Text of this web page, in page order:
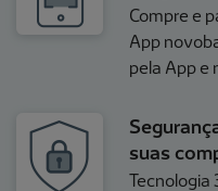
Compre e
App
pela App e
suas
Tecnologia